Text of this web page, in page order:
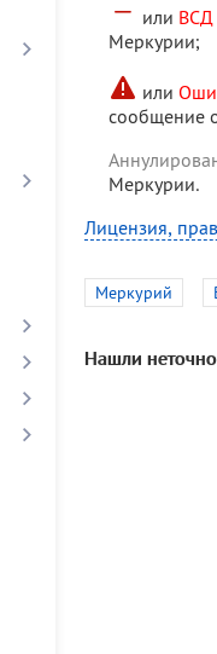
или ВСД
Меркурии;
или
сообщение
Меркурии.
Лицензия,
Меркурий
Нашли